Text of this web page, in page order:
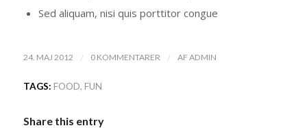
Sed aliquam, nisi quis porttitor congue
24. MAJ 2012 / 0 KOMMENTARER / AF ADMIN
TAGS: FOOD, FUN
Share this entry